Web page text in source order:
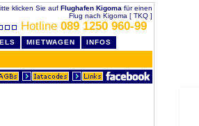
klicken Sie auf Flughafen Kigoma für einen
Flug nach Kigoma [ TKQ ]
Hotline 089 1250 960-99
MIETWAGEN INFOS